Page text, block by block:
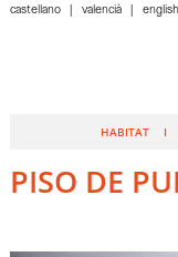
HABITAT
castellano valencià english
PISO DE